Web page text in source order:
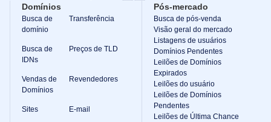
Domínios
Busca de
domínio
Transferência
Busca de
IDNs
Preços de TLD
Vendas de
Domínios
Revendedores
Sites E-mail
Pós-mercado
Busca de pós-venda
Visão geral do mercado
Listagens de usuários
Domínios Pendentes
Leilões de Domínios
Expirados
Leilões do usuário
Leilões de Domínios
Pendentes
Leilões de Última Chance